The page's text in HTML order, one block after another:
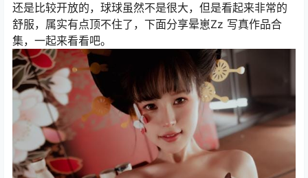
还是比较开放的，球球虽然不是很大，但是看起来非常的
舒服，属实有点顶不住了，下面分享晕崽Zz 写真作品合
集，一起来看看吧。